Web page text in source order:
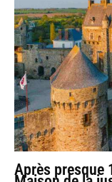
Après presque